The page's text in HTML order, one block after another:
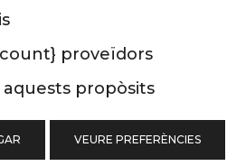
proveïdors
propòsits
VEURE PREFERÈNCIES